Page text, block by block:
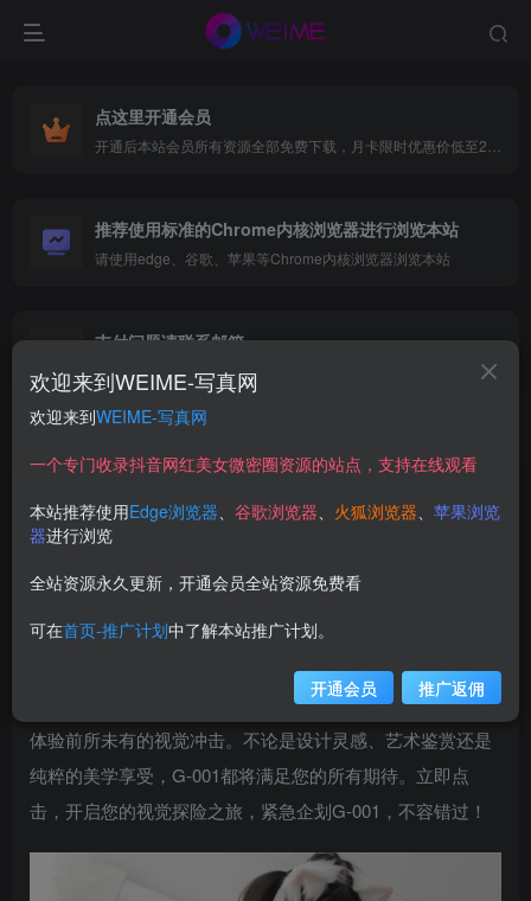
点这里开通会员
推荐使用标准的Chrome内核浏览器进行浏览本站
请使用edge、谷歌、苹果等Chrome内核浏览器浏览本站
支付问题请联系邮箱
遇到支付问题请联系网页底部邮箱或者微信支付留言
weime
在线紧急企划G-001震撼发布，即刻吸引眼球！本企划
精心筹备，为您带来前所未有的视觉盛宴。内含188张高清
图片，每一帧都经过精心挑选与编排，旨在让您一睹为快，
体验前所未有的视觉冲击。不论是设计灵感、艺术鉴赏还是
纯粹的美学享受，G-001都将满足您的所有期待。立即点
击，开启您的视觉探险之旅，紧急企划G-001，不容错过！
欢迎来到WEIME-写真网
欢迎来到WEIME-写真网
一个专门收录抖音网红美女微密圈资源的站点，支持在线观看
本站推荐使用Edge浏览器、 谷歌浏览器、 火狐浏览器、 苹果浏览
器进行浏览
全站资源永久更新，开通会员全站资源免费看
可在首页-推广计划中了解本站推广计划。
开通会员 推广返佣